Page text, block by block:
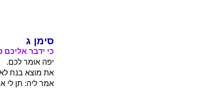
סימן ג
כי ידבר
יפה אומר לכם.
את מוצא בנח
אמר ליה: תן לי